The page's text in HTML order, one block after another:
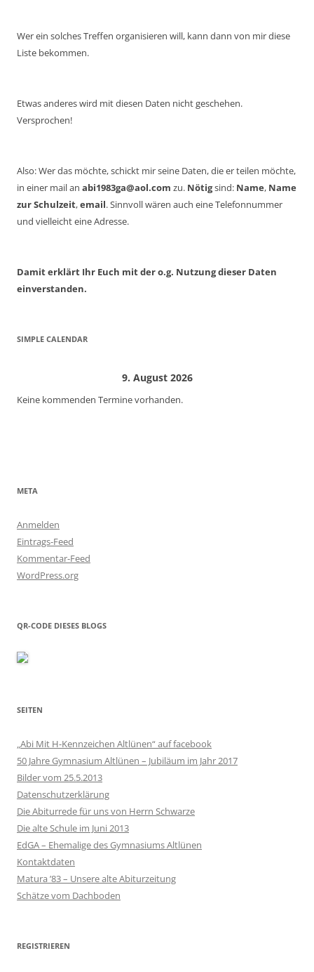
Wer ein solches Treffen organisieren will, kann dann von mir diese
Liste bekommen.
Etwas anderes wird mit diesen Daten nicht geschehen.
Versprochen!
Also: Wer das möchte, schickt mir seine Daten, die er teilen möchte,
in einer mail an abi1983ga@aol.com zu. Nötigsind: Name, Name
zur Schulzeit,email. Sinnvoll wären auch eine Telefonnummer
und vielleicht eine Adresse.
Damit erklärt Ihr Euch mit der o.g. Nutzung dieser Daten
einverstanden.
SIMPLE CALENDAR
9. August 2026
Keine kommenden Termine vorhanden.
META
Anmelden
Eintrags-Feed
Kommentar-Feed
WordPress.org
QR-CODE DIESES BLOGS
SEITEN
„Abi Mit H-Kennzeichen Altlünen“ auf facebook
50 Jahre Gymnasium Altlünen – Jubiläum im Jahr 2017
Bilder vom 25.5.2013
Datenschutzerklärung
Die Abiturrede für uns von Herrn Schwarze
Die alte Schule im Juni 2013
EdGA – Ehemalige des Gymnasiums Altlünen
Kontaktdaten
Matura ’83 – Unsere alte Abiturzeitung
Schätze vom Dachboden
REGISTRIEREN